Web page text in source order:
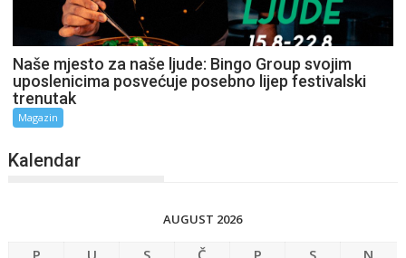
Naše mjesto za naše ljude: Bingo Group svojim
uposlenicima posvećuje posebno lijep festivalski
trenutak
Magazin
Kalendar
AUGUST 2026
P U S Č P S
N